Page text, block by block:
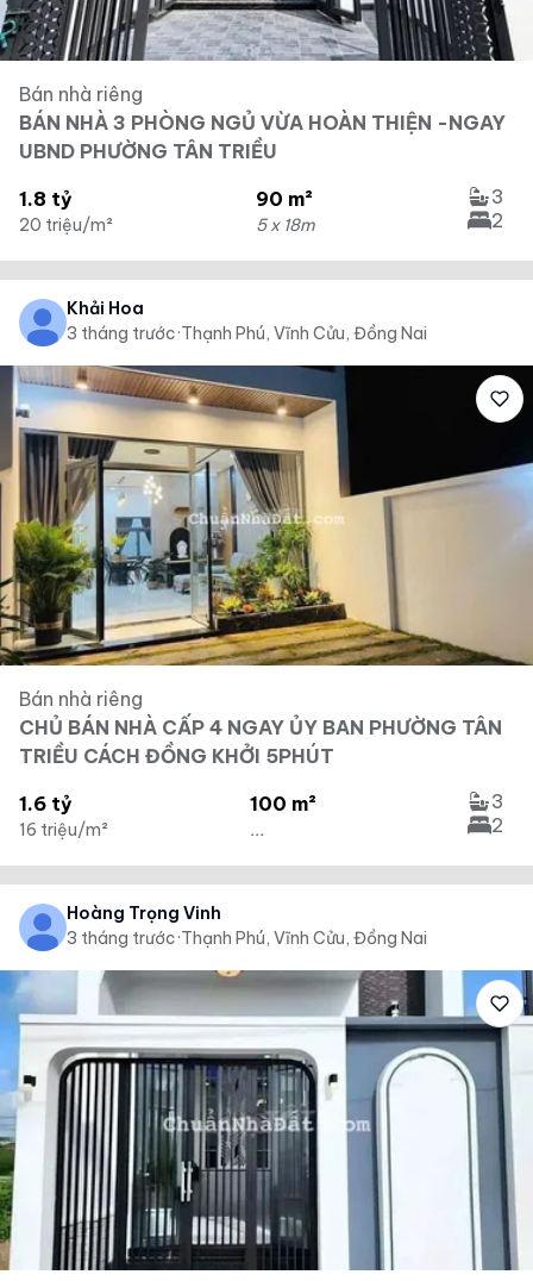
Bán nhà riêng
BÁN NHÀ 3 PHÒNG NGỦ VỪA HOÀN THIỆN -NGAY
UBND PHƯỜNG TÂN TRIỀU
1.8 tỷ
20 triệu/m²
90 m²
5 x 18m
3
2
Khải Hoa
3 tháng trước·Thạnh Phú, Vĩnh Cửu, Đồng Nai
Bán nhà riêng
CHỦ BÁN NHÀ CẤP 4 NGAY ỦY BAN PHƯỜNG TÂN
TRIỀU CÁCH ĐỒNG KHỞI 5PHÚT
1.6 tỷ
16 triệu/m²
100 m²
...
3
2
Hoàng Trọng Vinh
3 tháng trước·Thạnh Phú, Vĩnh Cửu, Đồng Nai